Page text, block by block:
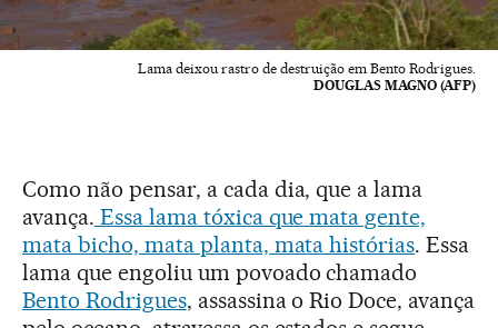
Lama deixou rastro de destruição em Bento Rodrigues.
DOUGLAS MAGNO (AFP)
Como não pensar, a cada dia, que a lama
avança. Essa lama tóxica que mata gente,
mata bicho, mata planta, mata histórias. Essa
lama que engoliu um povoado chamado
Bento Rodrigues, assassina o Rio Doce, avança